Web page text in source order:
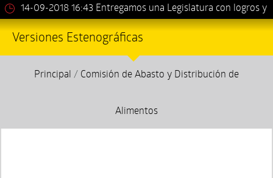
14-09-2018 16:43 Entregamos una Legislatura con logros y
avances importantes: Dip. Leonel Luna Estrada.
Versiones Estenográficas
Principal / Comisión de Abasto y Distribución de
Alimentos